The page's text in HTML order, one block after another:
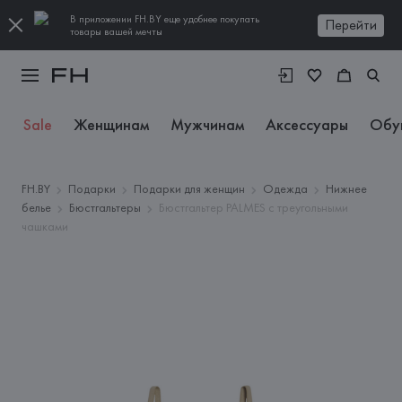
В приложении FH.BY еще удобнее покупать
товары вашей мечты
Перейти
Sale Женщинам Мужчинам Аксессуары
FH.BY Подарки Подарки для женщин Одежда
Нижнее
белье
Бюстгальтеры
Бюстгальтер PALMES с треугольными
чашками